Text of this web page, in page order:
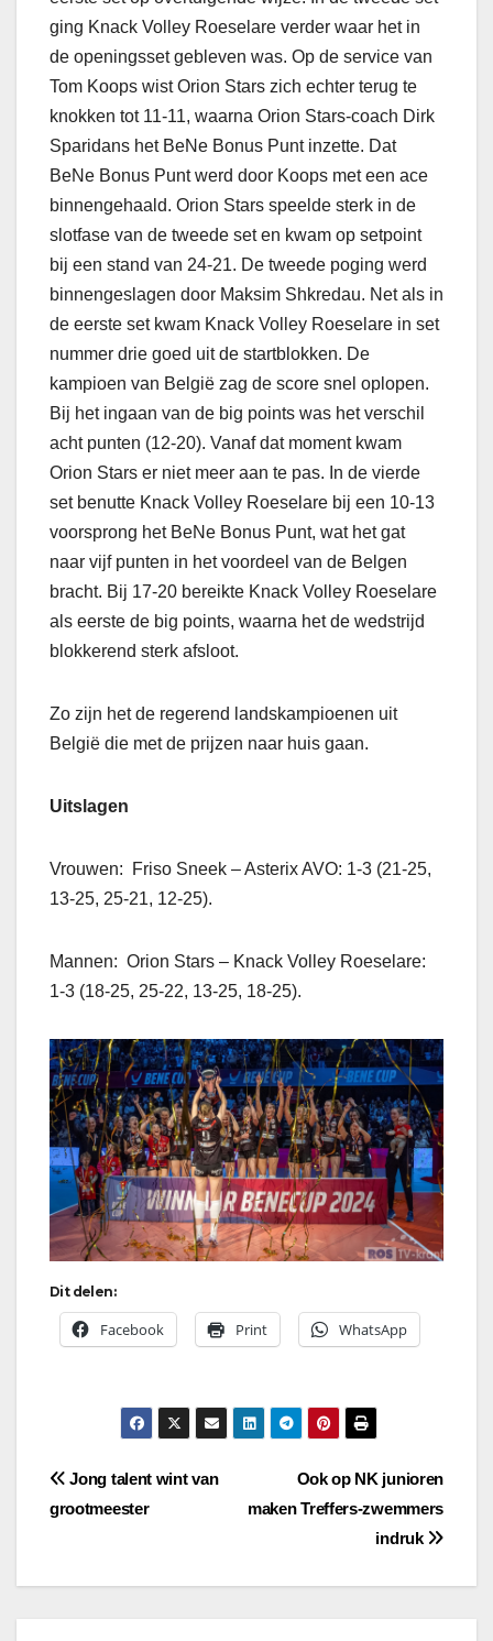
ging Knack Volley Roeselare verder waar het in
de openingsset gebleven was. Op de service van
Tom Koops wist Orion Stars zich echter terug te
knokken tot 11-11, waarna Orion Stars-coach Dirk
Sparidans het BeNe Bonus Punt inzette. Dat
BeNe Bonus Punt werd door Koops met een ace
binnengehaald. Orion Stars speelde sterk in de
slotfase van de tweede set en kwam op setpoint
bij een stand van 24-21. De tweede poging werd
binnengeslagen door Maksim Shkredau. Net als in
de eerste set kwam Knack Volley Roeselare in set
nummer drie goed uit de startblokken. De
kampioen van België zag de score snel oplopen.
Bij het ingaan van de big points was het verschil
acht punten (12-20). Vanaf dat moment kwam
Orion Stars er niet meer aan te pas. In de vierde
set benutte Knack Volley Roeselare bij een 10-13
voorsprong het BeNe Bonus Punt, wat het gat
naar vijf punten in het voordeel van de Belgen
bracht. Bij 17-20 bereikte Knack Volley Roeselare
als eerste de big points, waarna het de wedstrijd
blokkerend sterk afsloot.
Zo zijn het de regerend landskampioenen uit
België die met de prijzen naar huis gaan.
Uitslagen
Vrouwen: Friso Sneek – Asterix AVO: 1-3 (21-25,
13-25, 25-21, 12-25).
Mannen: Orion Stars – Knack Volley Roeselare:
1-3 (18-25, 25-22, 13-25, 18-25).
Dit delen:
Facebook Print WhatsApp
Bericht
navigatie
Ook op NK junioren
maken Treffers-zwemmers
indruk
Jong talent wint van
grootmeester